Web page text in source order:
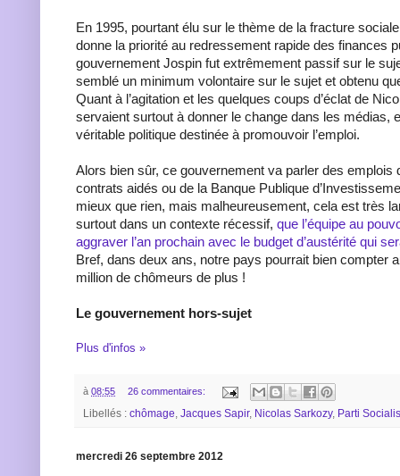
En 1995, pourtant élu sur le thème de la fracture
donne la priorité au redressement rapide des finances
gouvernement Jospin fut extrêmement passif sur le
semblé un minimum volontaire sur le sujet et obtenu
Quant à l’agitation et les quelques coups d’éclat de
servaient surtout à donner le change dans les médias,
véritable politique destinée à promouvoir l’emploi.
Alors bien sûr, ce gouvernement va parler des emplois
contrats aidés ou de la Banque Publique
mieux que rien, mais malheureusement, cela est très
surtout dans un contexte récessif, que l’équipe au
aggraver l’an prochain avec le budget d’austérité qui
Bref, dans deux ans, notre pays pourrait bien compter
million de chômeurs de plus !
Le gouvernement hors-sujet
Plus d'infos »
à 08:55 26 commentaires:
Libellés : chômage, Jacques Sapir, Nicolas Sarkozy, Parti
mercredi 26 septembre 2012